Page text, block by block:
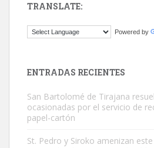
Este gato macho ha aparecido en la
TRANSLATE:
Powered by
ENTRADAS RECIENTES
San Bartolomé de Tirajana
ocasionadas por el servicio de
papel-cartón
St. Pedro y Siroko amenizan